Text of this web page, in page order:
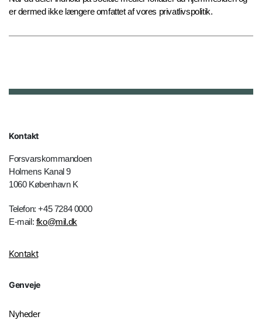
er dermed ikke længere omfattet af vores privatlivspolitik.
Kontakt
Forsvarskommandoen
Holmens Kanal 9
1060 København K
Telefon: +45 7284 0000
E-mail: fko@mil.dk
Kontakt
Genveje
Nyheder